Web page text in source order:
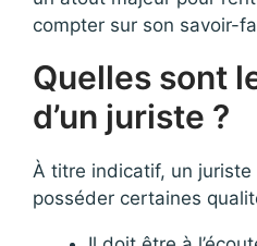
compter sur son savoir-
Quelles sont
d’un juriste ?
À titre indicatif, un juriste
posséder certaines